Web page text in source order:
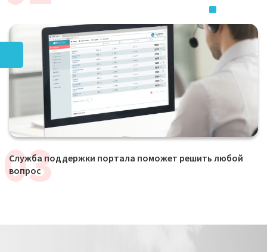
Служба поддержки портала поможет решить любой
вопрос